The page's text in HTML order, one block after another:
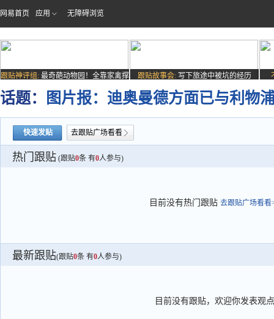
网易首页 应用 无障碍浏览
跟贴神评组: 最奇葩动物园！全靠家禽撑
场子
跟贴故事会: 写下旅途中被坑的经历
话题： 图片报：迪奥曼德方面已与利物
快速发贴 去跟贴广场看看
热门跟贴 (跟贴0条 有0人参与)
目前没有热门跟贴 去跟贴广场看看
最新跟贴(跟贴0条 有0人参与)
目前没有跟贴，欢迎你发表观点